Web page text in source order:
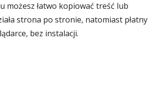
możesz łatwo kopiować treść lub
strona po stronie, natomiast płatny
bez instalacji.